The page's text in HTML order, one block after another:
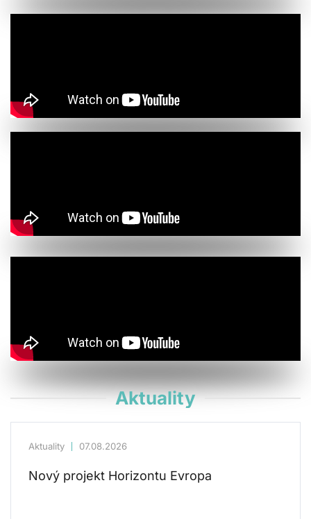
Aktuality
Aktuality 07.08.2026
Nový projekt Horizontu Evropa